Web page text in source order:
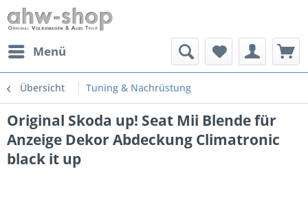
Menü
Übersicht Tuning & Nachrüstung
Original Skoda up! Seat Mii Blende für
Anzeige Dekor Abdeckung Climatronic
black it up